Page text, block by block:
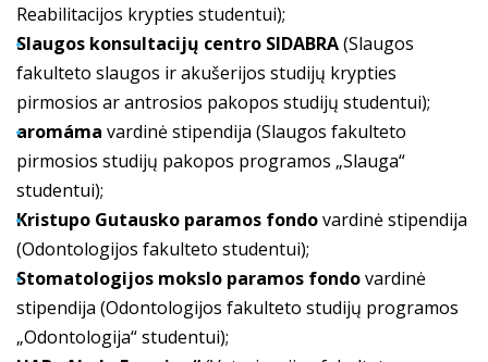
Reabilitacijos krypties studentui);
Slaugos konsultacijų centro SIDABRA(Slaugos
fakulteto slaugos ir akušerijos studijų krypties
pirmosios ar antrosios pakopos studijų studentui);
aromáma vardinė stipendija (Slaugos fakulteto
pirmosios studijų pakopos programos „Slauga“
studentui);
Kristupo Gutausko paramos fondovardinė stipendija
(Odontologijos fakulteto studentui);
Stomatologijos mokslo paramos fondovardinė
stipendija (Odontologijos fakulteto studijų programos
„Odontologija“ studentui);